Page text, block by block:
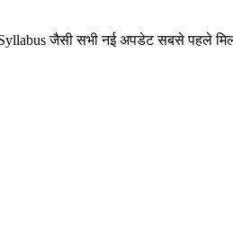
जैसी सभी नई अपडेट सबसे पहले